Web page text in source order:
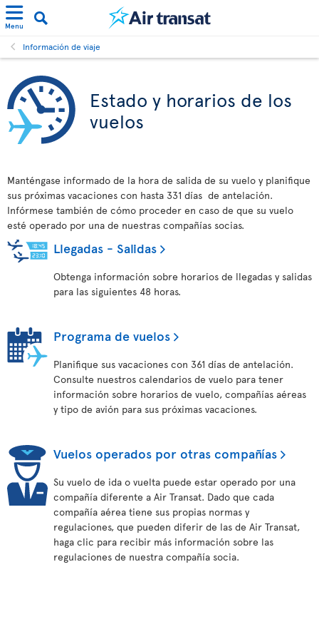
Menu
Información de viaje
Estado y horarios de los
vuelos
Manténgase informado de la hora de salida de su vuelo y planifique
sus próximas vacaciones con hasta 331 días de antelación.
Infórmese también de cómo proceder en caso de que su vuelo
esté operado por una de nuestras compañías socias.
Llegadas - Salidas
Obtenga información sobre horarios de llegadas y salidas
para las siguientes 48 horas.
Programa de vuelos
Planifique sus vacaciones con 361 días de antelación.
Consulte nuestros calendarios de vuelo para tener
información sobre horarios de vuelo, compañías aéreas
y tipo de avión para sus próximas vacaciones.
Vuelos operados por otras compañías
Su vuelo de ida o vuelta puede estar operado por una
compañía diferente a Air Transat. Dado que cada
compañía aérea tiene sus propias normas y
regulaciones, que pueden diferir de las de Air Transat,
haga clic para recibir más información sobre las
regulaciones de nuestra compañía socia.